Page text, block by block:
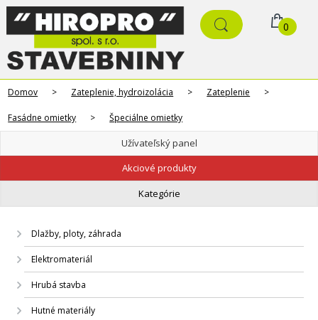
0
Domov > Zateplenie, hydroizolácia > Zateplenie >
Fasádne omietky > Špeciálne omietky
Užívateľský panel
Akciové produkty
Kategórie
Dlažby, ploty, záhrada
Elektromateriál
Hrubá stavba
Hutné materiály